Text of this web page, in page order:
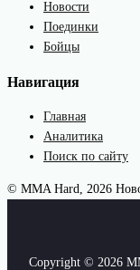
Новости
Поединки
Бойцы
Навигация
Главная
Аналитика
Поиск по сайту
© MMA Hard, 2026
Copyright © 2026